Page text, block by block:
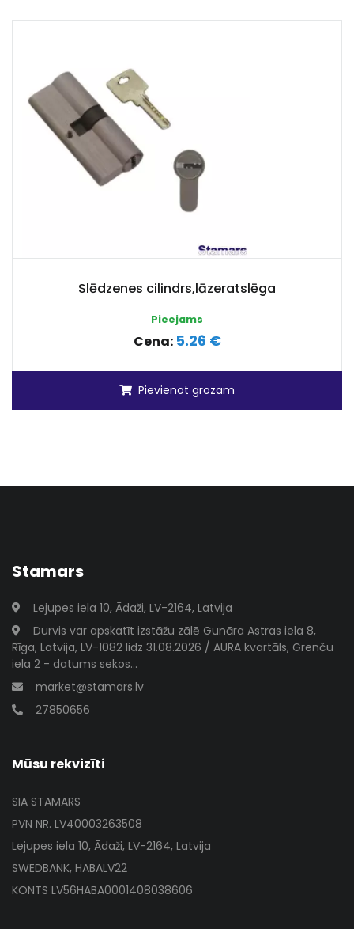
Slēdzenes cilindrs,lāzeratslēga
Pieejams
Cena: 5.26 €
Pievienot grozam
Stamars
Lejupes iela 10, Ādaži, LV-2164, Latvija
Durvis var apskatīt izstāžu zālē Gunāra Astras iela 8,
Rīga, Latvija, LV-1082 lidz 31.08.2026 / AURA kvartāls, Grenču
iela 2 - datums sekos...
market@stamars.lv
27850656
Mūsu rekvizīti
SIA STAMARS
PVN NR. LV40003263508
Lejupes iela 10, Ādaži, LV-2164, Latvija
SWEDBANK, HABALV22
KONTS LV56HABA0001408038606